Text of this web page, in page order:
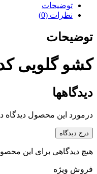
توضیحات
نظرات (0)
توضیحات
کشو گلویی کد
دیدگاهها
درمورد این محصول دیدگاه
درج دیدگاه
هیچ دیدگاهی برای این
فروش ویژه